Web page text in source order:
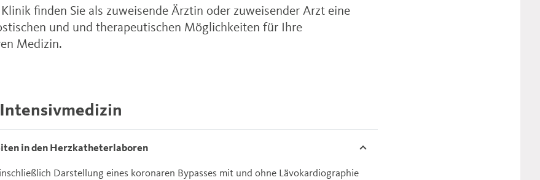
finden Sie als zuweisende Ärztin oder zuweisender Arzt eine
und und therapeutischen Möglichkeiten für Ihre
Medizin.
in den Herzkatheterlaboren
Darstellung eines koronaren Bypasses mit und ohne Lävokardiographie